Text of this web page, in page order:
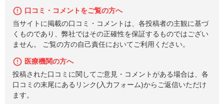
口コミ・コメントをご覧の方へ
当サイトに掲載の口コミ・コメントは、各投稿者の主観に基づ
くものであり、弊社ではその正確性を保証するものではござい
ません。 ご覧の方の自己責任においてご利用ください。
医療機関の方へ
投稿された口コミに関してご意見・コメントがある場合は、各
口コミの末尾にあるリンク(入力フォーム)からご返信いただけ
ます。